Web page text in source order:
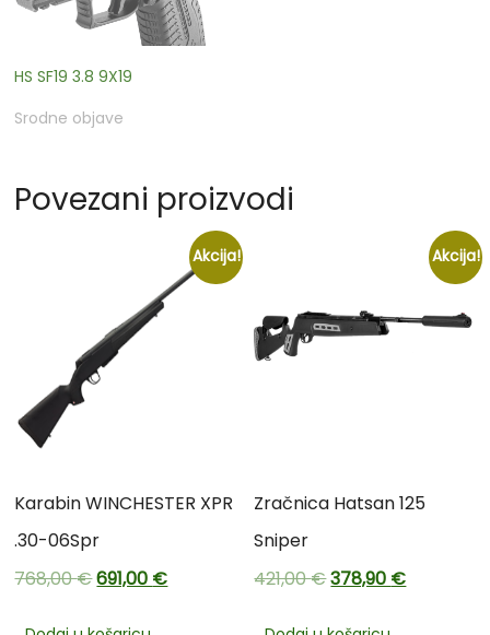
HS SF19 3.8 9X19
Srodne objave
Povezani proizvodi
Akcija!
Karabin WINCHESTER XPR
.30-06Spr
768,00€691,00 €
Akcija!
Zračnica Hatsan 125
Sniper
421,00€378,90 €